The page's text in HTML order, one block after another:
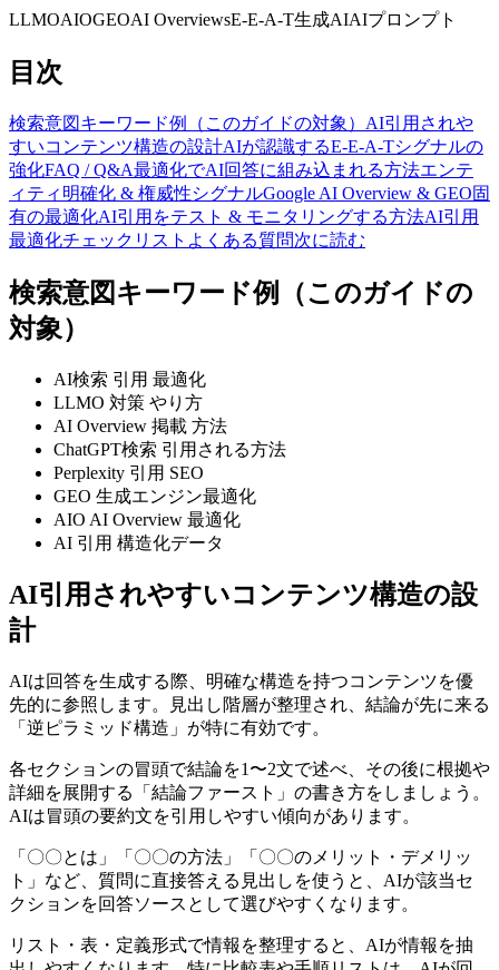
LLMOAIOGEOAI OverviewsE-E-A-T生成AIAIプロンプト
目次
検索意図キーワード例（このガイドの対象） AI引用されや
すいコンテンツ構造の設計AIが認識するE-E-A-Tシグナルの
強化FAQ / Q&A最適化でAI回答に組み込まれる方法エンテ
ィティ明確化 & 権威性シグナルGoogle AI Overview & GEO固
有の最適化AI引用をテスト & モニタリングする方法AI引用
最適化チェックリスト よくある質問次に読む
検索意図キーワード例（このガイドの
対象）
AI検索 引用 最適化
LLMO 対策 やり方
AI Overview 掲載 方法
ChatGPT検索 引用される方法
Perplexity 引用 SEO
GEO 生成エンジン最適化
AIO AI Overview 最適化
AI 引用 構造化データ
AI引用されやすいコンテンツ構造の設
計
AIは回答を生成する際、明確な構造を持つコンテンツを優
先的に参照します。見出し階層が整理され、結論が先に来る
「逆ピラミッド構造」が特に有効です。
各セクションの冒頭で結論を1〜2文で述べ、その後に根拠や
詳細を展開する「結論ファースト」の書き方をしましょう。
AIは冒頭の要約文を引用しやすい傾向があります。
「〇〇とは」「〇〇の方法」「〇〇のメリット・デメリッ
ト」など、質問に直接答える見出しを使うと、AIが該当セ
クションを回答ソースとして選びやすくなります。
リスト・表・定義形式で情報を整理すると、AIが情報を抽